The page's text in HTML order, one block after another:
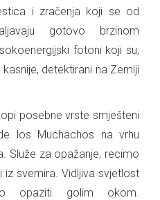
i zračenja koji se od
gotovo brzinom
fotoni koji su,
detektirani na Zemlji
posebne vrste smješteni
los Muchachos na vrhu
Služe za opažanje, recimo
svemira. Vidljiva svjetlost
opaziti golim okom.